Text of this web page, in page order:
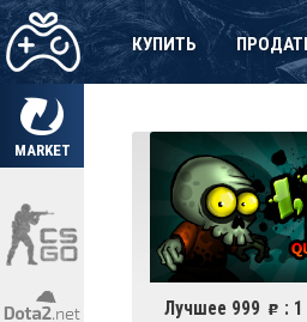
MARKET
КУПИТЬ
Лучшее 999 :